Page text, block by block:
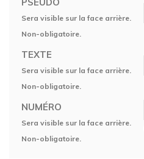
Sera visible sur la face arrière.
Non-obligatoire.
TEXTE
Sera visible sur la face arrière.
Non-obligatoire.
NUMÉRO
Sera visible sur la face arrière.
Non-obligatoire.